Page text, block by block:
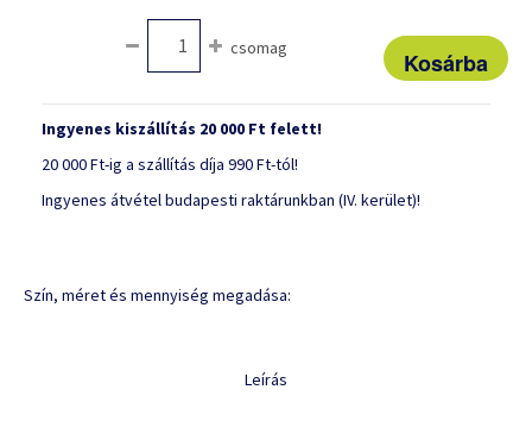
csomag
Ingyenes kiszállítás 20 000 Ft felett!
20 000 Ft-ig a szállítás díja 990 Ft-tól!
Ingyenes átvétel budapesti raktárunkban (IV. kerület)!
Szín, méret és mennyiség megadása:
Leírás